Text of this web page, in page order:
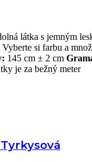
látka s jemným
Vyberte si farbu a
145 cm ± 2 cm
je za bežný meter